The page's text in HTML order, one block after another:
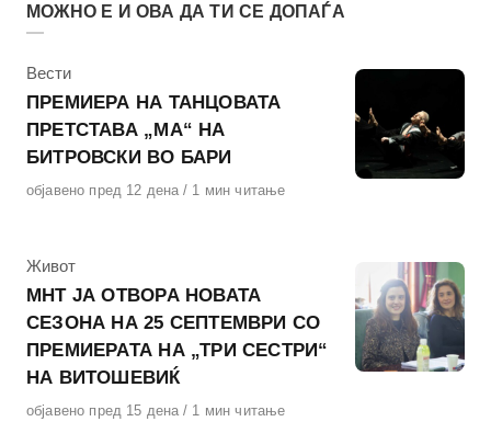
МОЖНО Е И ОВА ДА ТИ СЕ ДОПАЃА
КАтегорија
Вести
ПРЕМИЕРА НА ТАНЦОВАТА
ПРЕТСТАВА „МА“ НА
БИТРОВСКИ ВО БАРИ
Објавено
објавено пред 12 дена 1 мин читање
КАтегорија
Живот
МНТ ЈА ОТВОРА НОВАТА
СЕЗОНА НА 25 СЕПТЕМВРИ СО
ПРЕМИЕРАТА НА „ТРИ СЕСТРИ“
НА ВИТОШЕВИЌ
Објавено
објавено пред 15 дена 1 мин читање